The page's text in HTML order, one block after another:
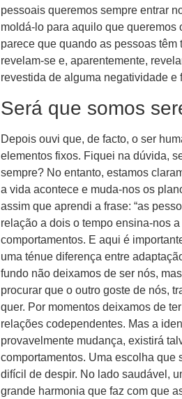
pessoais queremos sempre entrar
moldá-lo para aquilo que queremos
parece que quando as pessoas
revelam-se e, aparentemente,
revestida de alguma negatividade
Será que somos
Depois ouvi que, de facto, o ser
elementos fixos. Fiquei na dúvida,
sempre? No entanto, estamos
a vida acontece e muda-nos os
assim que aprendi a frase: “as
relação a dois o tempo ensina-nos
comportamentos. E aqui é
uma ténue diferença entre
fundo não deixamos de ser nós,
procurar que o outro goste de nós,
quer. Por momentos deixamos de
relações codependentes. Mas a
provavelmente mudança, existirá
comportamentos. Uma escolha que
difícil de despir. No lado saudável,
grande harmonia que faz com que